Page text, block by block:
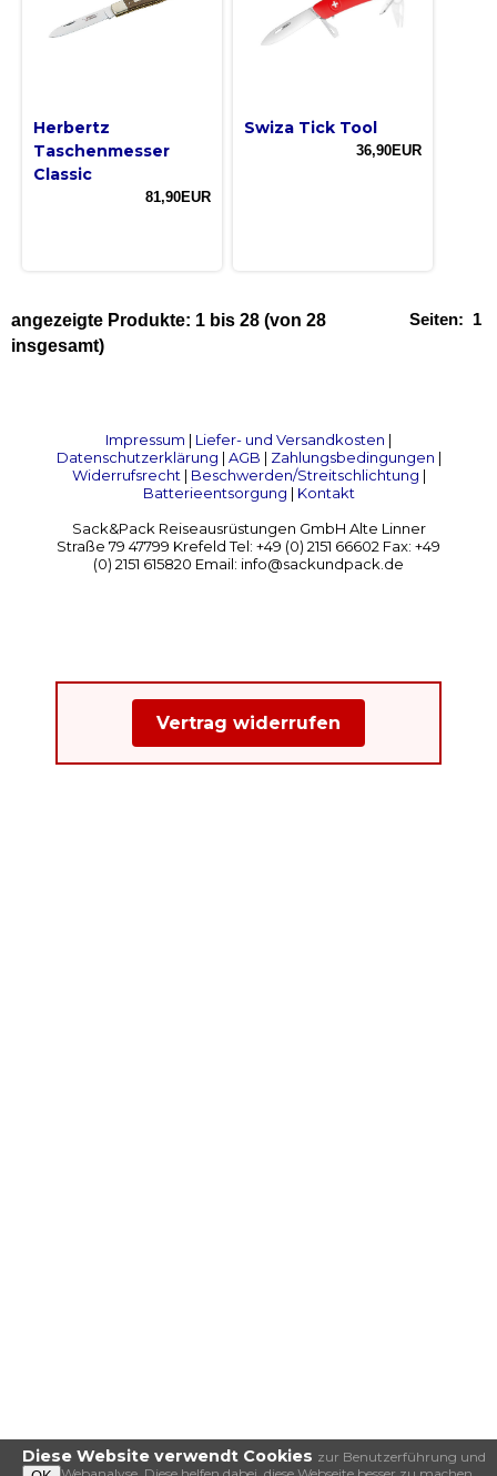
Herbertz
Taschenmesser
Classic
81,90EUR
Swiza Tick Tool
36,90EUR
Seiten: 1
angezeigte Produkte: 1 bis 28 (von 28
insgesamt)
Impressum | Liefer- und Versandkosten |
Datenschutzerklärung | AGB | Zahlungsbedingungen |
Widerrufsrecht| Beschwerden/Streitschlichtung |
Batterieentsorgung | Kontakt
Sack&Pack Reiseausrüstungen GmbH Alte Linner
Straße 79 47799 Krefeld Tel: +49 (0) 2151 66602 Fax: +49
(0) 2151 615820 Email: info@sackundpack.de
Vertrag widerrufen
Diese Website verwendt Cookies zur Benutzerführung und